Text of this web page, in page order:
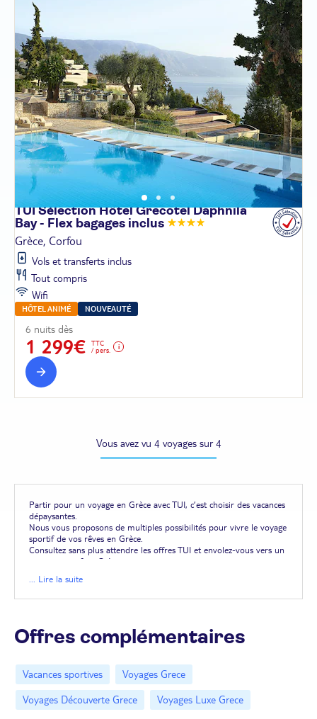
TUI Sélection Hôtel Grecotel Daphnila
Bay - Flex bagages inclus
Grèce, Corfou
Vols et transferts inclus
Tout compris
Wifi
HÔTEL ANIMÉ NOUVEAUTÉ
6 nuits dès
1 299€
TTC
/ pers.
Vous avez vu 4 voyages sur 4
Partir pour un voyage en Grèce avec TUI, c’est choisir des vacances
dépaysantes.
Nous vous proposons de multiples possibilités pour vivre le voyage
sportif de vos rêves en Grèce.
Consultez sans plus attendre les offres TUI et envolez-vous vers un
voyage sportif en Grèce.
... Lire la suite
Offres complémentaires
Vacances sportives
Voyages Grece
Voyages Découverte Grece
Voyages Luxe Grece